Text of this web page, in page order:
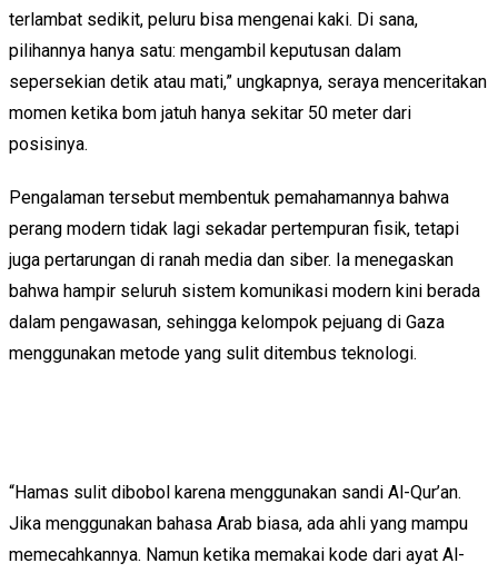
terlambat sedikit, peluru bisa mengenai kaki. Di sana,
pilihannya hanya satu: mengambil keputusan dalam
sepersekian detik atau mati,” ungkapnya, seraya menceritakan
momen ketika bom jatuh hanya sekitar 50 meter dari
posisinya.
Pengalaman tersebut membentuk pemahamannya bahwa
perang modern tidak lagi sekadar pertempuran fisik, tetapi
juga pertarungan di ranah media dan siber. Ia menegaskan
bahwa hampir seluruh sistem komunikasi modern kini berada
dalam pengawasan, sehingga kelompok pejuang di Gaza
menggunakan metode yang sulit ditembus teknologi.
“Hamas sulit dibobol karena menggunakan sandi Al-Qur’an.
Jika menggunakan bahasa Arab biasa, ada ahli yang mampu
memecahkannya. Namun ketika memakai kode dari ayat Al-